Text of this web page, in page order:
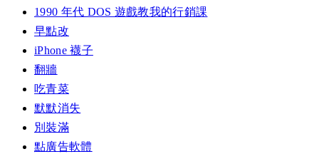
1990 年代 DOS 遊戲教我的行銷課
早點改
iPhone 襪子
翻牆
吃青菜
默默消失
別裝滿
點廣告軟體